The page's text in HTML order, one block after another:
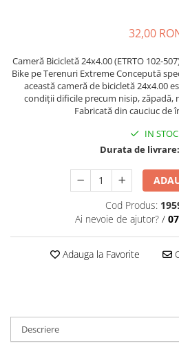
Suspensie
Cauciucuri
https://www.doctortrotineta.ro/
https://www.doctortrotineta.ro/
https://www.doctortrotineta.ro/
Cauciuc tubeless cu GEL antipană
Anvelope moto
32,00
Cameră Bicicletă 24x4.00 (ETRTO 102-
Bike pe Terenuri Extreme Concepută
această cameră de bicicletă 24x4.00
condiții dificile precum nisip, zăpadă,
Fabricată din cauciuc de
IN STOC
Durata de livrare:
Cod Produs:
Ai nevoie de ajutor? /
Adauga la Favorite
Descriere